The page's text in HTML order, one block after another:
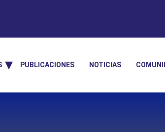
PUBLICACIONES NOTICIAS